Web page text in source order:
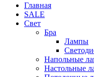
Главная
SALE
Свет
Бра
Лампы
Напольные
Настольные